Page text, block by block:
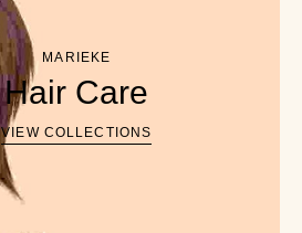
MARIEKE
Hair Care
VIEW COLLECTIONS